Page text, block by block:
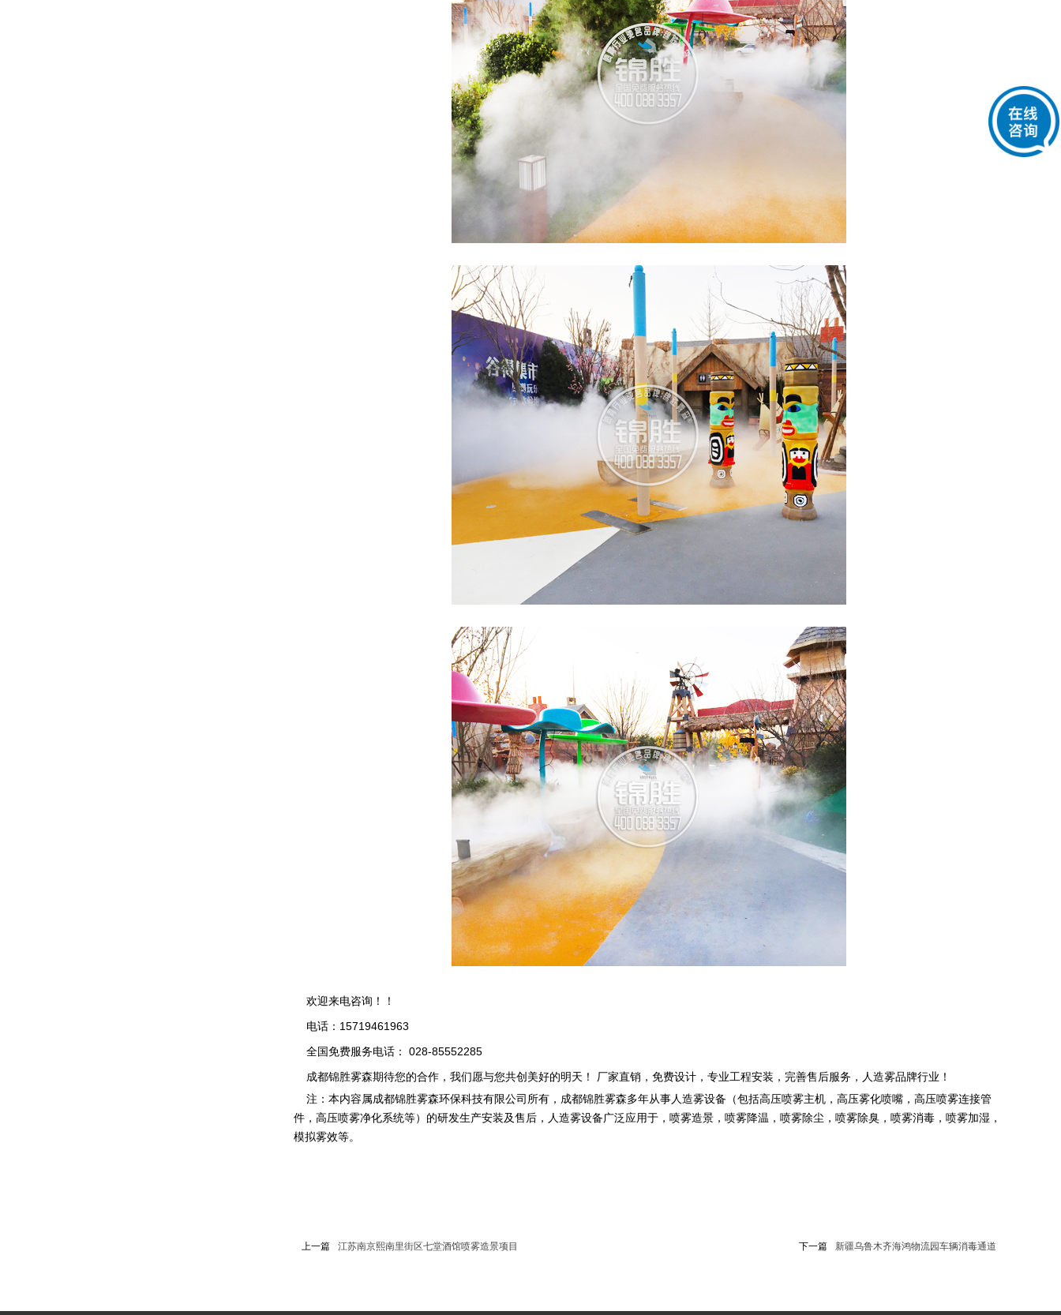
欢迎来电咨询！！
电话：15719461963
全国免费服务电话： 028-85552285
成都锦胜雾森期待您的合作，我们愿与您共创美好的明天！ 厂家直销，免费设计，专业工程安装，完善售后服务，人造雾品牌行业！
注：本内容属成都锦胜雾森环保科技有限公司所有，成都锦胜雾森多年从事人造雾设备（包括高压喷雾主机，高压雾化喷嘴，高压喷雾连接管
件，高压喷雾净化系统等）的研发生产安装及售后，人造雾设备广泛应用于，喷雾造景，喷雾降温，喷雾除尘，喷雾除臭，喷雾消毒，喷雾加湿，
模拟雾效等。
上一篇 江苏南京熙南里街区七堂酒馆喷雾造景项目 下一篇 新疆乌鲁木齐海鸿物流园车辆消毒通道